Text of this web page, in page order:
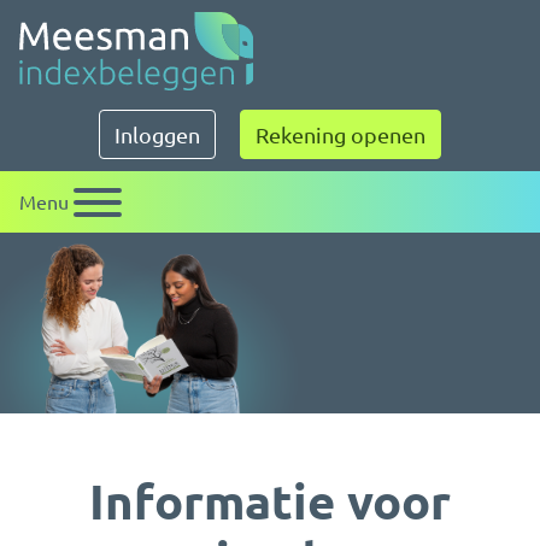
Meesman indexbeleggen
Inloggen Rekening openen
Menu
Informatie voor